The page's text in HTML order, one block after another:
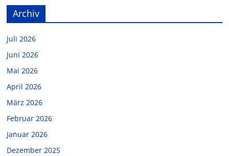
Archiv
Juli 2026
Juni 2026
Mai 2026
April 2026
März 2026
Februar 2026
Januar 2026
Dezember 2025